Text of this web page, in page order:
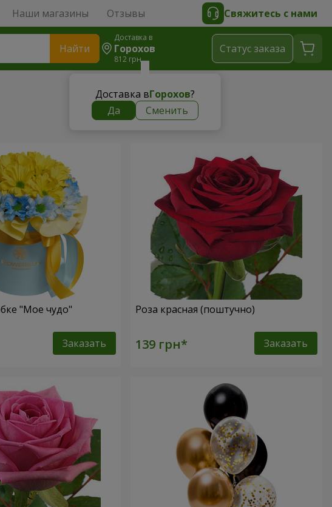
Наши магазины Отзывы Свяжитесь с нами
Найти
Доставка в
Горохов
812 грн
Доставка вГорохов?
Да
Сменить
Cтатус заказа
"Мое чудо"
Заказать
Роза красная (поштучно)
Заказать